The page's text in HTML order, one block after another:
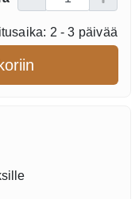
2 - 3 päivää